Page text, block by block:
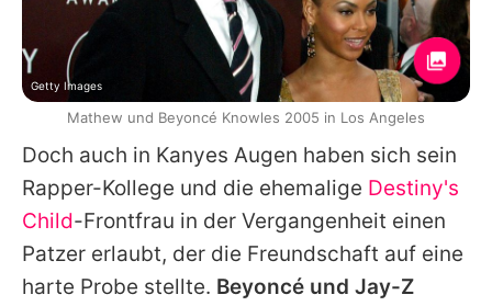
Doch auch in Kanyes Augen haben sich sein
Rapper-Kollege und die ehemalige Destiny's
Child-Frontfrau in der Vergangenheit einen
Patzer erlaubt, der die Freundschaft auf eine
harte Probe stellte. Beyoncé und Jay-Z
Getty Images
Mathew und Beyoncé Knowles 2005 in Los Angeles